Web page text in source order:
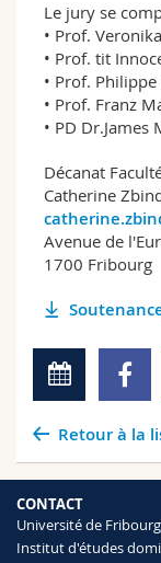
Le jury se
• Prof.
• Prof. tit
• Prof.
• Prof. Franz
• PD Dr.James
Décanat
Catherine
Avenue de
1700 Fribourg
Retour à la
CONTACT
Université de Fribourg
Institut d'études